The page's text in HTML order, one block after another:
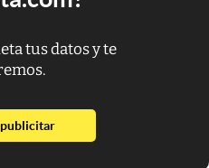
tus datos y te
abre en nueva pestaña